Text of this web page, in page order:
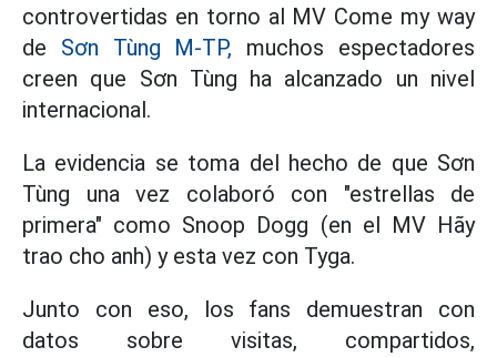
controvertidas en torno al MV Come my way
de Sơn Tùng M-TP, muchos espectadores
creen que Sơn Tùng ha alcanzado un nivel
internacional.
La evidencia se toma del hecho de que Sơn
Tùng una vez colaboró con "estrellas de
primera" como Snoop Dogg (en el MV Hãy
trao cho anh) y esta vez con Tyga.
Junto con eso, los fans demuestran con
datos sobre visitas, compartidos,